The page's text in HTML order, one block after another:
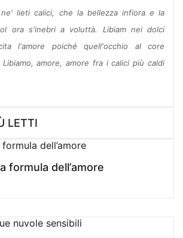
ne' lieti calici, che la bellezza infiora e la
ora s'inebri a voluttà. Libiam nei dolci
l'amore poiché quell'occhio al core
amore, amore fra i calici più caldi
LETTI
formula dell’amore